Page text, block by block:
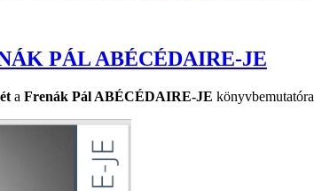
PÁL ABÉCÉDAIRE-JE
a Frenák Pál ABÉCÉDAIRE-JE könyvbemutatóra